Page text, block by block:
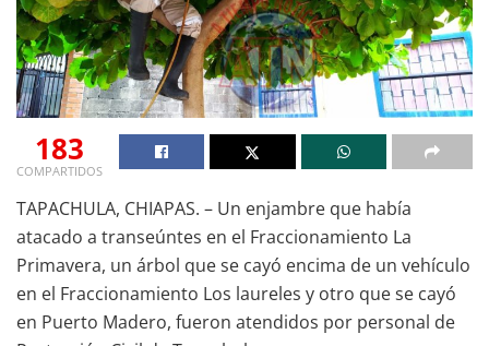
183
COMPARTIDOS
TAPACHULA, CHIAPAS. – Un enjambre que había
atacado a transeúntes en el Fraccionamiento La
Primavera, un árbol que se cayó encima de un vehículo
en el Fraccionamiento Los laureles y otro que se cayó
en Puerto Madero, fueron atendidos por personal de